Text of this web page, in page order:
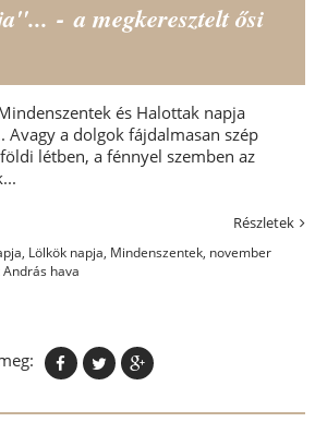
- a megkeresztelt ősi
és Halottak napja
Avagy a dolgok fájdalmasan szép
létben, a fénnyel szemben az
Részletek
, Lölkök napja, Mindenszentek, november
András hava